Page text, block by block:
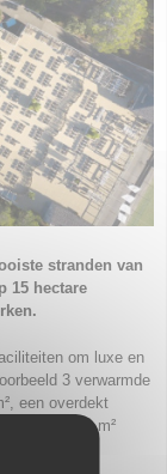
stranden van
15 hectare
om luxe en
3 verwarmde
een overdekt
en 2000 m²